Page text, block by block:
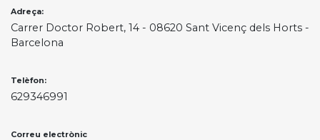
Adreça:
Carrer Doctor Robert, 14 - 08620 Sant Vicenç dels Horts -
Barcelona
Telèfon:
629346991
Correu electrònic